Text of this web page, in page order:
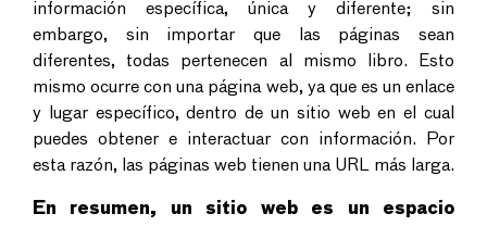
información específica, única y diferente; sin
embargo, sin importar que las páginas sean
diferentes, todas pertenecen al mismo libro. Esto
mismo ocurre con una página web, ya que es un enlace
y lugar específico, dentro de un sitio web en el cual
puedes obtener e interactuar con información. Por
esta razón, las páginas web tienen una URL más larga.
En resumen, un sitio web es un espacio